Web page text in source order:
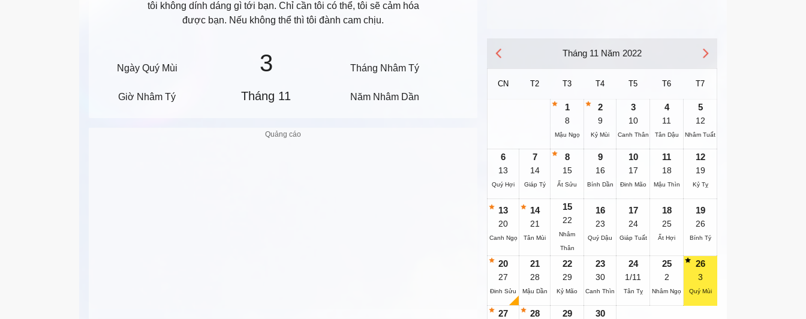
tôi không dính dáng gì tới bạn. Chỉ cần tôi có thể, tôi sẽ cảm hóa
được bạn. Nếu không thể thì tôi đành cam chịu.
Ngày Quý Mùi 3 Tháng Nhâm Tý
Giờ Nhâm Tý Tháng 11 Năm Nhâm Dần
Tháng 11 Năm 2022
CN T2 T3 T4 T5 T6 T7
1
8
Mậu Ngọ
2
9
Kỷ Mùi
3
10
Canh Thân
4
11
Tân Dậu
5
12
Nhâm Tuất
6
13
Quý Hợi
7
14
Giáp Tý
8
15
Ất Sửu
9
16
Bính Dần
10
17
Đinh Mão
11
18
Mậu Thìn
12
19
Kỷ Tỵ
13
20
Canh Ngọ
14
21
Tân Mùi
15
22
Nhâm
Thân
16
23
Quý Dậu
17
24
Giáp Tuất
18
25
Ất Hợi
19
26
Bính Tý
20
27
Đinh Sửu
21
28
Mậu Dần
22
29
Kỷ Mão
23
30
Canh Thìn
24
1/11
Tân Tỵ
25
2
Nhâm Ngọ
26
3
Quý Mùi
27 28 29 30